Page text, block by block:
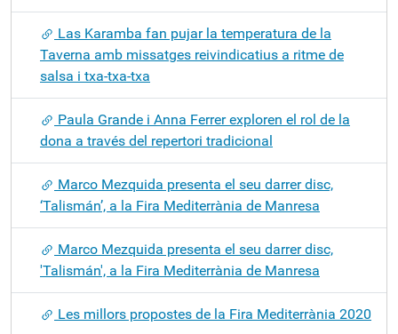
Las Karamba fan pujar la temperatura de la
Taverna amb missatges reivindicatius a ritme de
salsa i txa-txa-txa
Paula Grande i Anna Ferrer exploren el rol de la
dona a través del repertori tradicional
Marco Mezquida presenta el seu darrer disc,
‘Talismán’, a la Fira Mediterrània de Manresa
Marco Mezquida presenta el seu darrer disc,
'Talismán', a la Fira Mediterrània de Manresa
Les millors propostes de la Fira Mediterrània 2020